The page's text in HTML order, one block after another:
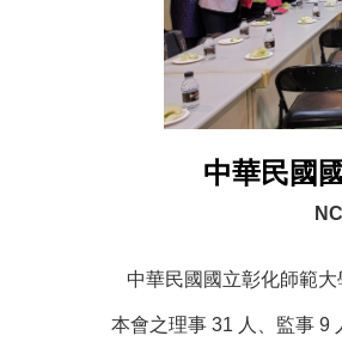
中華民國
中華民國國立彰化師範
本會之理事 31 人、監事 9